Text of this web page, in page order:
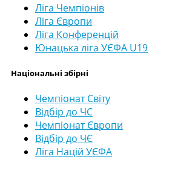
Ліга Чемпіонів
Ліга Європи
Ліга Конференцій
Юнацька ліга УЄФА U19
Національні збірні
Чемпіонат Світу
Відбір до ЧС
Чемпіонат Європи
Відбір до ЧЄ
Ліга Націй УЄФА